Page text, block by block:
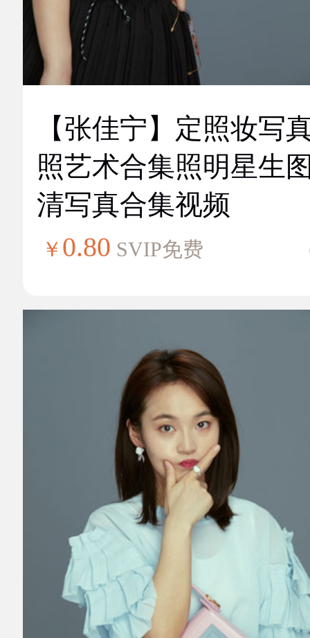
【张佳宁】定照妆写
照艺术合集照明星生
清写真合集视频
￥ 0.80 SVIP免费